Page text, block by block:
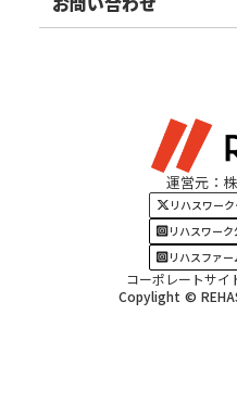
四国・九州エリア運営元：
リハスワー
リハスワー
リハスファ
コーポレートサイ
Copylight ©